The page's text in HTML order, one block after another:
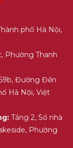
phố Hà Nội,
Phường Thanh
Đường Đền
Hà Nội, Việt
Tầng 2, Số nhà
Phường